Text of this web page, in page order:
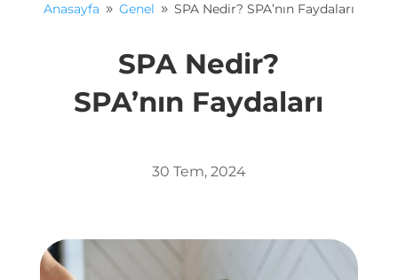
Anasayfa 9 Genel 9 SPA Nedir? SPA’nın Faydaları
SPA Nedir?
SPA’nın Faydaları
30 Tem, 2024